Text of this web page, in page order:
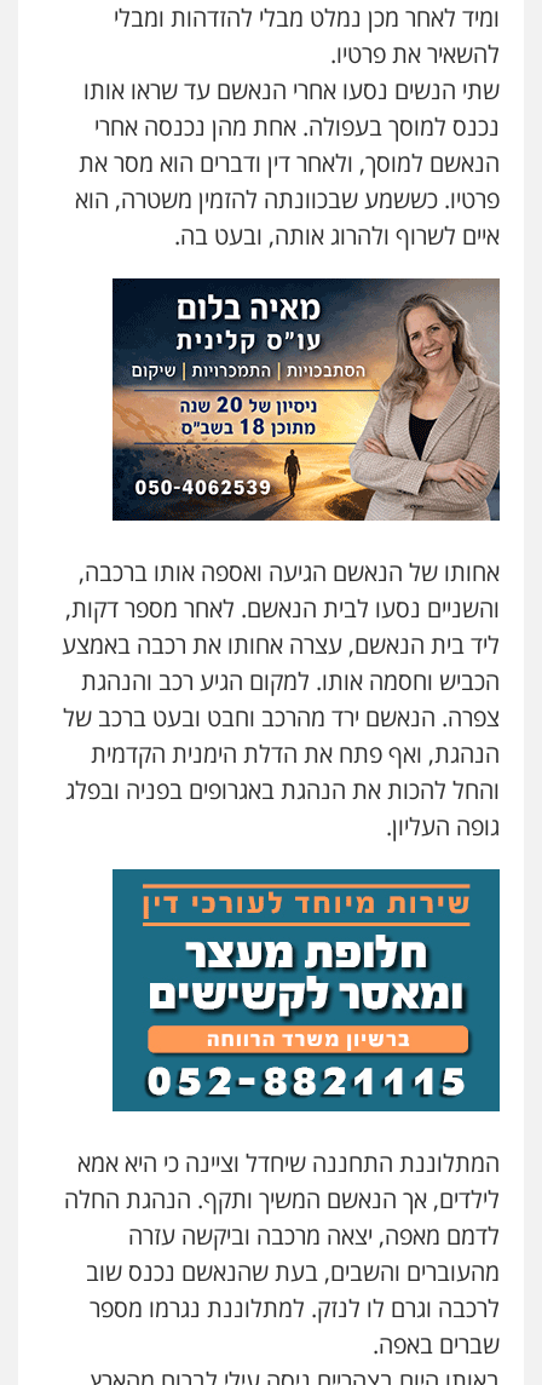
עו"ד אילן אלימלך
פלילי
0522992110
עו"ד שאדי נאטור
פלילי פשיעה חמורה מעצרים וחקירות
0509230800
גיל דביר – משרד עורכי דין
פלילי פשיעה כלכלית צווארון לבן
0506217771
סלימאן אבו שעירה – משרד עורכי דין
פלילי בטחוני צבאי נזיקין
0547780927
עו"ד אסף גונן
פלילי פשע חמור תעבורה צבא מעצרים
וחקירות
0542255161
גל דהן – משרד עורך דין פלילי
פלילי פשיעה חמורה סמים מעצרים
וחקירות
0544723840
פלילי עורכי דין לענייני אסירים מעצרים
סמים רכוש
0548009246
דוד אפרים משרד עורכי דין
פלילי צווארון לבן מס הכנסה מע"מ
0506209859
פלילי כלכלי עורכי דין לענייני אסירים
0525060666
גיא זהבי משרד עורכי דין
פלילי משפחה
ומיד לאחר מכן נמלט מבלי להזדהות ומבלי
להשאיר את פרטיו.
שתי הנשים נסעו אחרי הנאשם עד שראו אותו
נכנס למוסך בעפולה. אחת מהן נכנסה אחרי
הנאשם למוסך, ולאחר דין ודברים הוא מסר את
פרטיו. כששמע שבכוונתה להזמין משטרה, הוא
איים לשרוף ולהרוג אותה, ובעט בה.
אחותו של הנאשם הגיעה ואספה אותו ברכבה,
והשניים נסעו לבית הנאשם. לאחר מספר דקות,
ליד בית הנאשם, עצרה אחותו את רכבה באמצע
הכביש וחסמה אותו. למקום הגיע רכב והנהגת
צפרה. הנאשם ירד מהרכב וחבט ובעט ברכב של
הנהגת, ואף פתח את הדלת הימנית הקדמית
והחל להכות את הנהגת באגרופים בפניה ובפלג
גופה העליון.
המתלוננת התחננה שיחדל וציינה כי היא אמא
לילדים, אך הנאשם המשיך ותקף. הנהגת החלה
לדמם מאפה, יצאה מרכבה וביקשה עזרה
מהעוברים והשבים, בעת שהנאשם נכנס שוב
לרכבה וגרם לו לנזק. למתלוננת נגרמו מספר
שברים באפה.